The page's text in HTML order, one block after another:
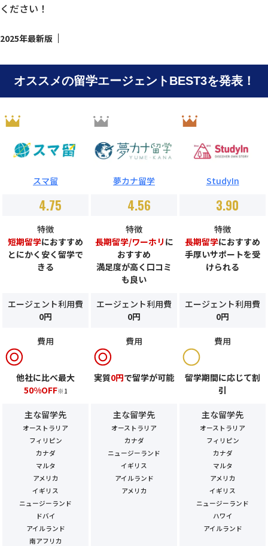
ください！
2025年最新版
オススメの留学エージェントBEST3を発表！
スマ留 夢カナ留学 StudyIn
4.75 4.56 3.90
特徴
短期留学におすすめ
とにかく安く留学で
きる
特徴
長期留学/ワーホリ に
おすすめ
満足度が高く口コミ
も良い
特徴
長期留学におすすめ
手厚いサポートを受
けられる
エージェント利用費
0円
エージェント利用費
0円
エージェント利用費
0円
費用
他社に比べ最大
50%OFF※1
費用
実質0円で留学が可能
費用
留学期間に応じて割
引
主な留学先
オーストラリア
フィリピン
カナダ
マルタ
アメリカ
イギリス
ニュージーランド
ドバイ
アイルランド
南アフリカ
主な留学先
オーストラリア
カナダ
ニュージーランド
イギリス
アイルランド
アメリカ
主な留学先
オーストラリア
フィリピン
カナダ
マルタ
アメリカ
イギリス
ニュージーランド
ハワイ
アイルランド